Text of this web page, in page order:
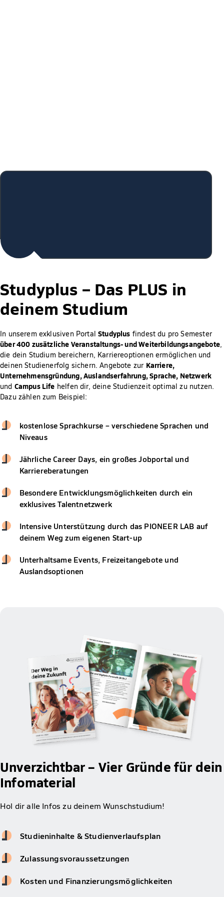
Studyplus – Das PLUS in
deinem Studium
In unserem exklusiven PortalStudyplus findest du pro Semester
über 400 zusätzliche Veranstaltungs- und Weiterbildungsangebote,
die dein Studium bereichern, Karriereoptionen ermöglichen und
deinen Studienerfolg sichern. Angebote zur Karriere,
Unternehmensgründung, Auslandserfahrung, Sprache, Netzwerk
und Campus Life helfen dir, deine Studienzeit optimal zu nutzen.
Dazu zählen zum Beispiel:
kostenlose Sprachkurse – verschiedene Sprachen und
Niveaus
Jährliche Career Days, ein großes Jobportal und
Karriereberatungen
Besondere Entwicklungsmöglichkeiten durch ein
exklusives Talentnetzwerk
Intensive Unterstützung durch das PIONEER LAB auf
deinem Weg zum eigenen Start-up
Unterhaltsame Events, Freizeitangebote und
Auslandsoptionen
Unverzichtbar – Vier Gründe für dein
Infomaterial
Hol dir alle Infos zu deinem Wunschstudium!
Studieninhalte & Studienverlaufsplan
Zulassungsvoraussetzungen
Kosten und Finanzierungsmöglichkeiten